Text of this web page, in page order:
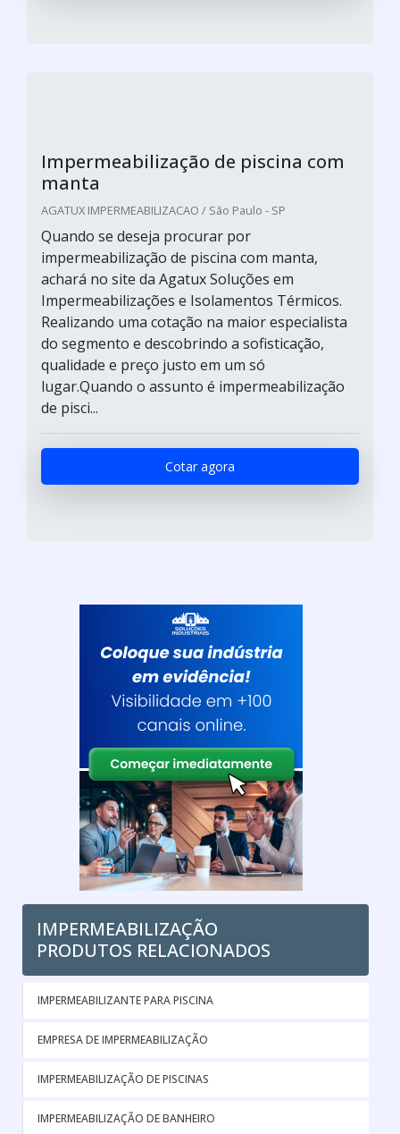
Impermeabilização de piscina com
manta
AGATUX IMPERMEABILIZACAO / São Paulo - SP
Quando se deseja procurar por
impermeabilização de piscina com manta,
achará no site da Agatux Soluções em
Impermeabilizações e Isolamentos Térmicos.
Realizando uma cotação na maior especialista
do segmento e descobrindo a sofisticação,
qualidade e preço justo em um só
lugar.Quando o assunto é impermeabilização
de pisci...
Cotar agora
IMPERMEABILIZAÇÃO
PRODUTOS RELACIONADOS
IMPERMEABILIZANTE PARA PISCINA
EMPRESA DE IMPERMEABILIZAÇÃO
IMPERMEABILIZAÇÃO DE PISCINAS
IMPERMEABILIZAÇÃO DE BANHEIRO